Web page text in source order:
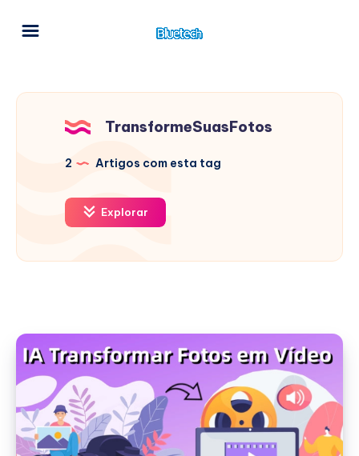
TransformeSuasFotos
2 Artigos com esta tag
Explorar